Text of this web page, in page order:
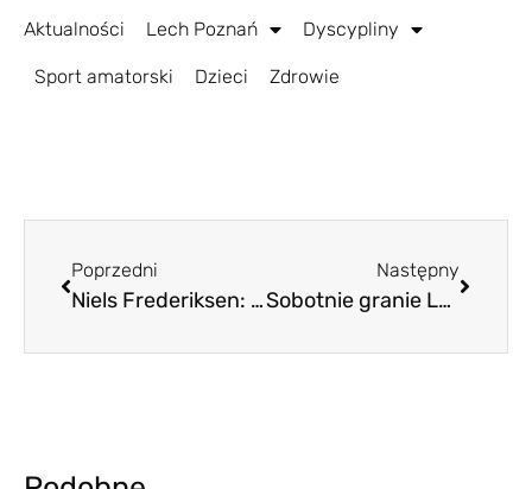
Aktualności Lech Poznań Dyscypliny
Sport amatorski Dzieci Zdrowie
Poprzedni
Niels Frederiksen: To nie będzie spacerek
Następny
Sobotnie granie Lechitek